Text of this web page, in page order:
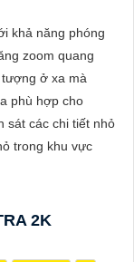
khả năng phóng
zoom quang
ở xa mà
phù hợp cho
sát các chi tiết nhỏ
trong khu vực
2K